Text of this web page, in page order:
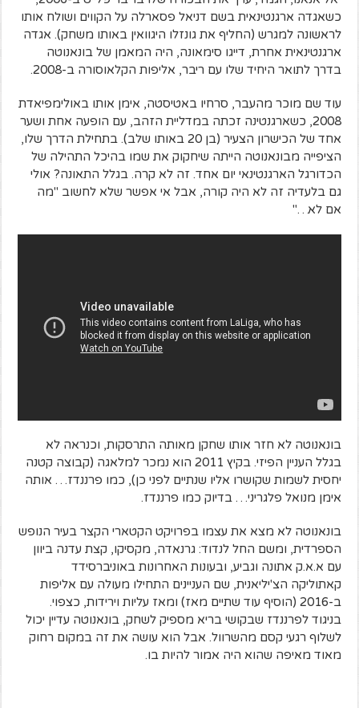
כשאגדה ארגנטינאית בשם דניאל פסארלה על הקווים ושולח אותו
לראשונה למגרש (החליף את גונזלו היגוואין באותו משחק). אגדה
ארגנטינאית אחרת, דייגו סימאונה, היה המאמן של בונאנוטה
בדרך לתואר היחיד שלו עם ריבר, אליפות הקלאוסורה ב-2008.
עוד שם מוכר מהעבר, סרחיו באטיסטה, אימן אותו באולימפיאדת
2008, כשארגנטינה זכתה במדליית הזהב, עם הופעה אחת ושער
אחד של הכישרון הצעיר (בן 20 באותו שלב). בתחילת הדרך שלו,
הציפייה מבונאנוטה הייתה שיחקוק את שמו בהיכל התהילה של
הכדורגל הארגנטינאי יום אחד. זה לא קרה. בגלל התאונה? אולי
גם בלעדיה זה לא היה קורה, אבל אי אפשר שלא לחשוב "מה
אם לא…"
בונאנוטה לא חזר אותו שחקן מאותה התרסקות, וכנראה לא
בגלל העניין הפיזי. בקיץ 2011 הוא נמכר למלאגה (קבוצה קטנה
יחסית לשמות שקושרו אליו שנתיים לפני כן), כמו פרננדז… אותה
אימן מנואל פלגריני… בדיוק כמו פרננדז.
בונאנוטה לא מצא את עצמו בפרויקט הקטארי הקצר בעיר הנופש
הספרדית, ומשם החל לנדוד: גרנאדה, מקסיקו, קצת עדנה ביוון
עם א.א.ק אתונה וגביע, ובעונות האחרונות באוניברסידד
קאתוליקה הצ'יליאנית, שם העניינים התחילו מעולה עם אליפות
ב-2016 (הוסיף עוד שתיים מאז) ומאז עליות וירידות, כצפוי.
בניגוד לפרננדז שבקושי בריא מספיק לשחק, בונאנוטה עדיין יכול
לשלוף רגעי קסם מהשרוול. אבל הוא עושה את זה במקום רחוק
מאוד מאיפה שהוא היה אמור להיות בו.